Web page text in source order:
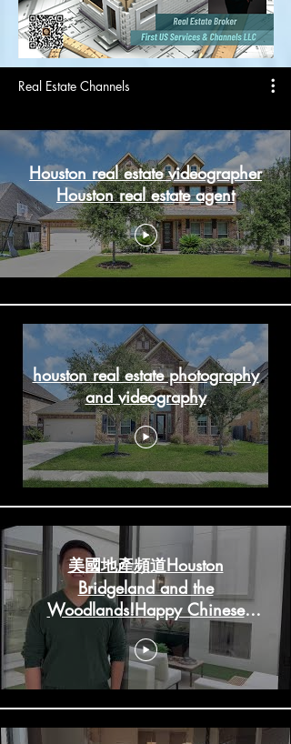
Real Estate Channels
Houston real estate videographer
Houston real estate agent
houston real estate photography
and videography
美國地產頻道Houston
Bridgeland and the
Woodlands!Happy Chinese
New Year!
HoustonRealestateChannels.com